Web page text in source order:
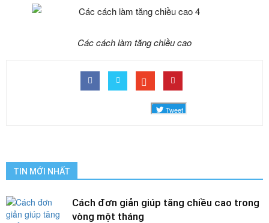
Các cách làm tăng chiều cao
TIN MỚI NHẤT
Cách đơn giản giúp tăng chiều cao trong
vòng một tháng